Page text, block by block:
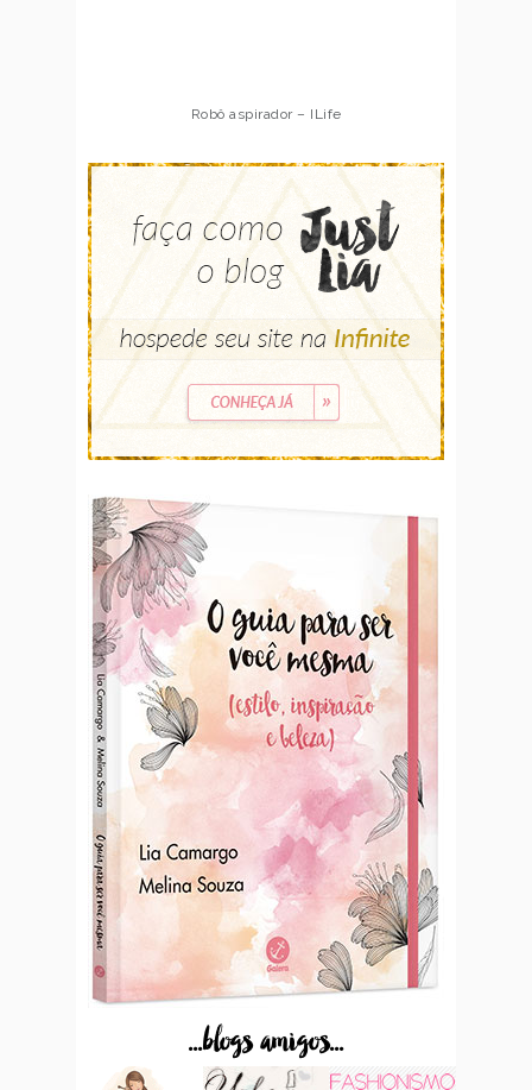
Robô aspirador – ILife
...blogs amigos...